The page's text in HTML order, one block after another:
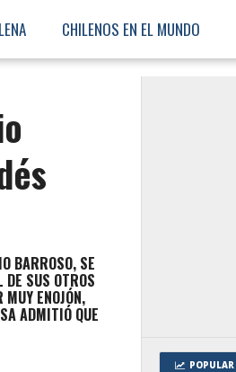
CHILENOS EN EL MUNDO
BARROSO, SE
DE SUS OTROS
ENOJÓN,
ADMITIÓ QUE
POPULAR